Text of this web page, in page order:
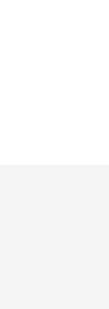
Orang kenalan pun
lagi meminta nomor
sebagai aplikasi